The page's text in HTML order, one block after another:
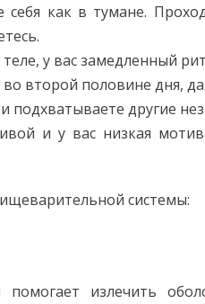
себя как в тумане.
у вас замедленный
во второй половине дня,
подхватываете другие
и у вас низкая
системы:
излечить